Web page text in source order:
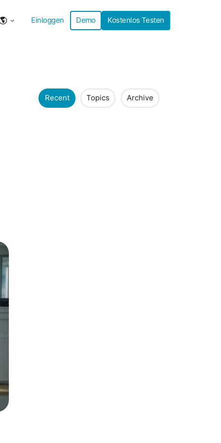
Einloggen Demo Kostenlos Testen
Recent Topics Archive